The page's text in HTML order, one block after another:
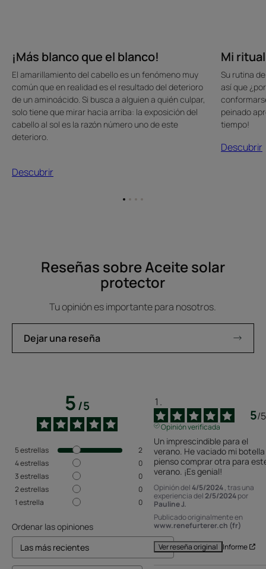
¡Más blanco que el blanco!
El amarillamiento del cabello es un fenómeno muy
común que en realidad es el resultado del deterioro
de un aminoácido. Si busca a alguien a quién culpar,
solo tiene que mirar hacia arriba: la exposición del
cabello al sol es la razón número uno de este
deterioro.
Descubrir
Mi
Su rutina
así que
peinado
tiempo!
Descubrir
IrIrIrIr
Reseñas sobre Aceite solar
protector
Tu opinión es importante para nosotros.
Dejar una reseña
5/5
5estrellas
2
4estrellas
0
3estrellas
0
2estrellas
0
1estrella 0
Ordenar las opiniones
5/5
Opinión verificada
Un imprescindible para el
verano. He vaciado mi botella
pienso comprar otra para
verano. ¡Es genial!
Opinión del4/5/2024, tras una
experiencia del2/5/2024por
Pauline J.
Publicado originalmente en
www.renefurterer.ch (fr)
Ver reseña original Informe